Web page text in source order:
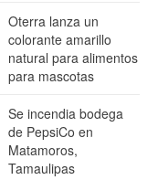
Oterra lanza un
colorante amarillo
natural para alimentos
para mascotas
Se incendia bodega
de PepsiCo en
Matamoros,
Tamaulipas